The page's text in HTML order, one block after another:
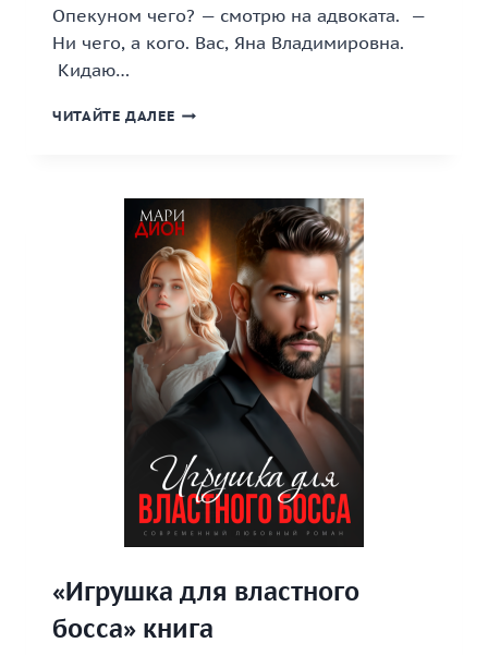
Опекуном чего? — смотрю на адвоката. —
Ни чего, а кого. Вас, Яна Владимировна.
Кидаю…
ЧИТАЙТЕ ДАЛЕЕ «ПОДАРОЧЕК
«Игрушка для властного
босса» книга